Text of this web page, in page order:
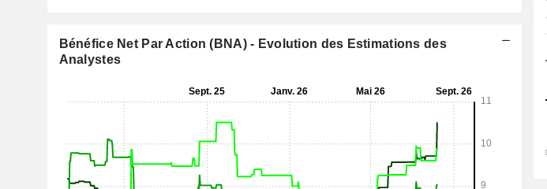
Bénéfice Net Par Action (BNA) - Evolution des Estimations des
Analystes